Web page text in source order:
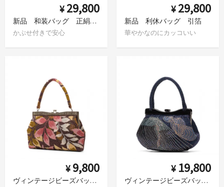
¥ 29,800
新品 和装バッグ 正絹 花菱
かぶせ付きで安心
¥ 29,800
新品 利休バッグ 引箔
華やかなのにカッコいい
¥ 9,800
ヴィンテージビーズバッグ 葉模様
¥ 19,800
ヴィンテージビーズバッグ 濃紺 モダン曲線